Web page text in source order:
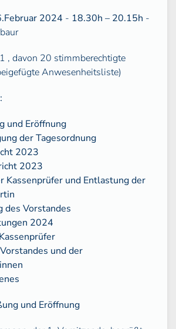
2024 - 18.30h – 20.15h -
, davon 20 stimmberechtigte
Anwesenheitsliste)
und Eröffnung
der Tagesordnung
2023
2023
Kassenprüfer und Entlastung der
des Vorstandes
2024
und der
und Eröffnung